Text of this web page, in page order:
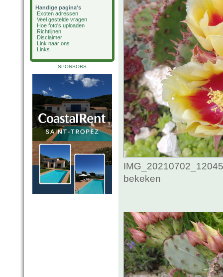
Handige pagina's
Exoten adressen
Veel gestelde vragen
Hoe foto's uploaden
Richtlijnen
Disclaimer
Link naar ons
Links
SPONSORS
bekeken